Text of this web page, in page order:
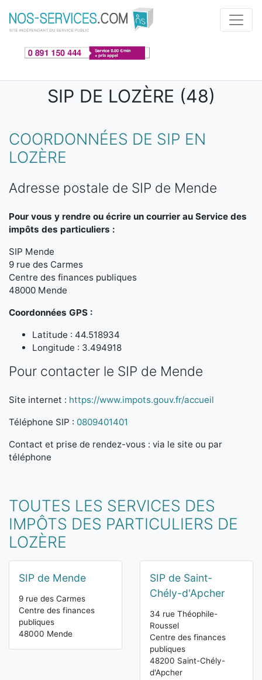
Aller au contenu principal
SIP DE LOZÈRE (48)
COORDONNÉES DE SIP EN
LOZÈRE
Adresse postale de SIP de Mende
Pour vous y rendre ou écrire un courrier au Service des
impôts des particuliers :
SIP Mende
9 rue des Carmes
Centre des finances publiques
48000 Mende
Coordonnées GPS :
Latitude : 44.518934
Longitude : 3.494918
Pour contacter le SIP de Mende
Site internet : https://www.impots.gouv.fr/accueil
Téléphone SIP : 0809401401
Contact et prise de rendez-vous : via le site ou par
téléphone
TOUTES LES SERVICES DES
IMPÔTS DES PARTICULIERS DE
LOZÈRE
SIP de Mende
9 rue des Carmes
Centre des finances
publiques
48000 Mende
SIP de Saint-
Chély-d'Apcher
34 rue Théophile-
Roussel
Centre des finances
publiques
48200 Saint-Chély-
d'Apcher